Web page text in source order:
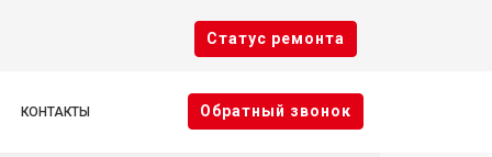
Cтатус ремонта
КОНТАКТЫ Oбратный звонок